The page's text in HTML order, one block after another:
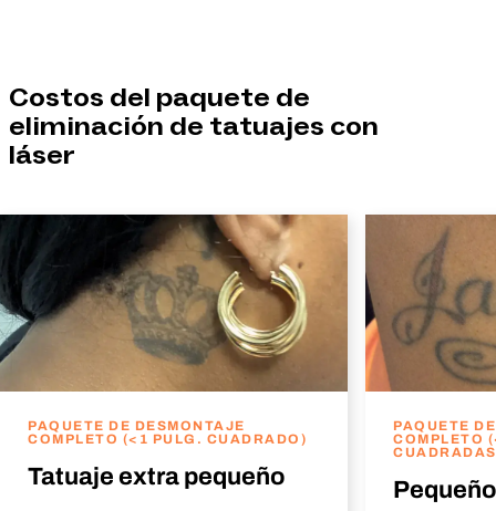
Costos del paquete de
eliminación de tatuajes con
láser
PAQUETE DE DESMONTAJE
COMPLETO (<1 PULG. CUADRADO)
Tatuaje extra pequeño
PAQUETE
COMPLETO